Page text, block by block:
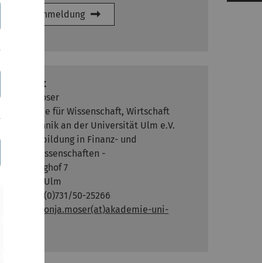
zur Anmeldung
Kontakt
Sonja Moser
Akademie für Wissenschaft, Wirtschaft
und Technik an der Universität Ulm e.V.
- Weiterbildung in Finanz- und
Aktuarwissenschaften -
Oberberghof 7
D-89081 Ulm
Tel.: +49 (0)731/50-25266
sonja.moser(at)akademie-uni-